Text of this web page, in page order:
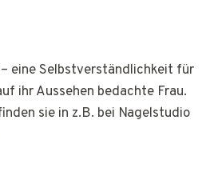
eine Selbstverständlichkeit für
ihr Aussehen bedachte Frau.
sie in z.B. bei Nagelstudio